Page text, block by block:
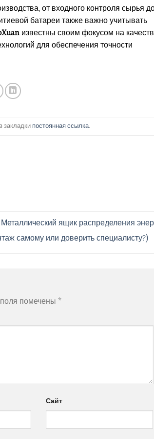
от входного контроля сырья
батареи также важно учитывать
известны своим фокусом на
для обеспечения точности
закладки постоянная ссылка.
Металлический ящик распределения
самому или доверить специалисту?)
помечены *
Сайт